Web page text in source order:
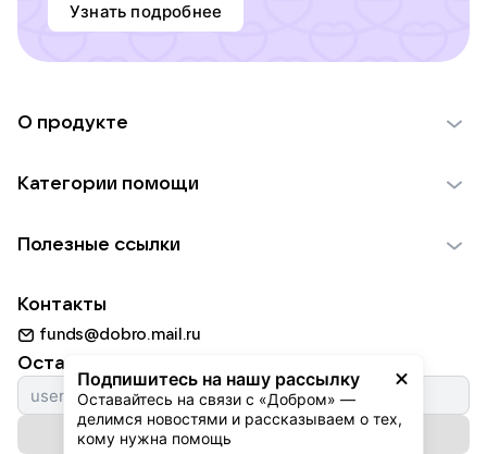
Узнать подробнее
Подпишитесь на нашу рассылку
Оставайтесь на связи с «Добром» —
делимся новостями и рассказываем о тех,
кому нужна помощь
О продукте
Использование материалов
Для НКО
Партнерам
Категории помощи
Пожилым
Животным
Природе
Культуре
Фондам
Полезные ссылки
Добрый день
Истории
Автоплатежи
Контакты
funds@dobro.mail.ru
Оставайтесь с нами
Подписаться на рассылку